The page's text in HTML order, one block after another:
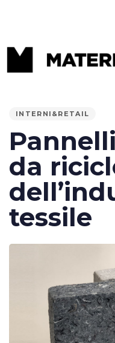
INTERNI&RETAIL
da
tessile